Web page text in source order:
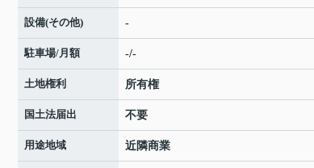
設備(その他) -
駐車場/月額 -/-
土地権利 所有権
国土法届出 不要
用途地域 近隣商業